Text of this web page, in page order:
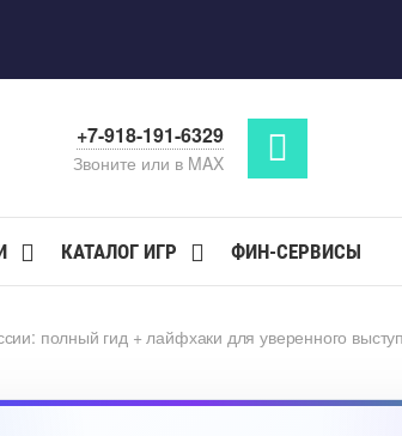
+7-918-191-6329
Звоните или в MAX
КАТАЛОГ ИГР ФИН-СЕРВИСЫ
полный гид + лайфхаки для уверенного